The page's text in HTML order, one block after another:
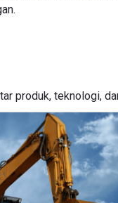
produk, teknologi,